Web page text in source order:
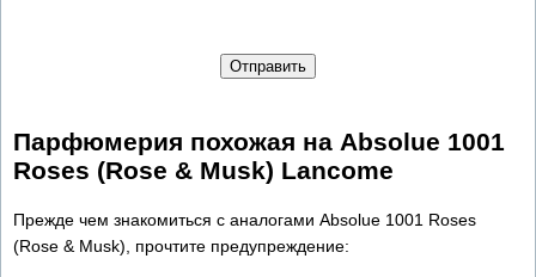
Отправить
Парфюмерия похожая на Absolue 1001
Roses (Rose & Musk) Lancome
Прежде чем знакомиться с аналогами Absolue 1001 Roses
(Rose & Musk), прочтите предупреждение: